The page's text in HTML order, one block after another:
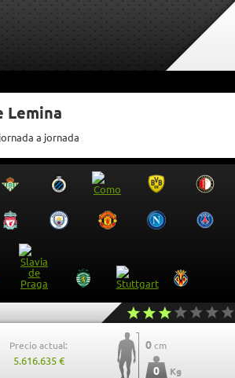
Lemina
a jornada
Precio actual:
5.616.635 €
0 cm
0 Kg